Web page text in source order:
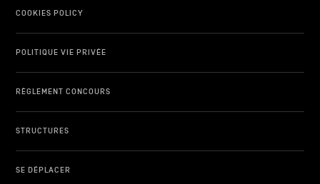
COOKIES POLICY
POLITIQUE VIE PRIVÉE
RÈGLEMENT CONCOURS
STRUCTURES
SE DÉPLACER